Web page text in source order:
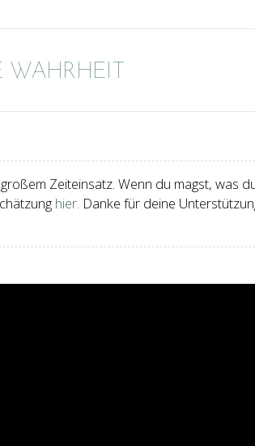
WAHRHEIT
Zeiteinsatz. Wenn du magst, was
hier. Danke für deine